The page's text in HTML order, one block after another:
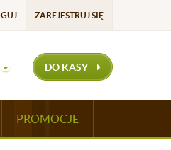
ZAREJESTRUJ SIĘ
DO KASY
PROMOCJE